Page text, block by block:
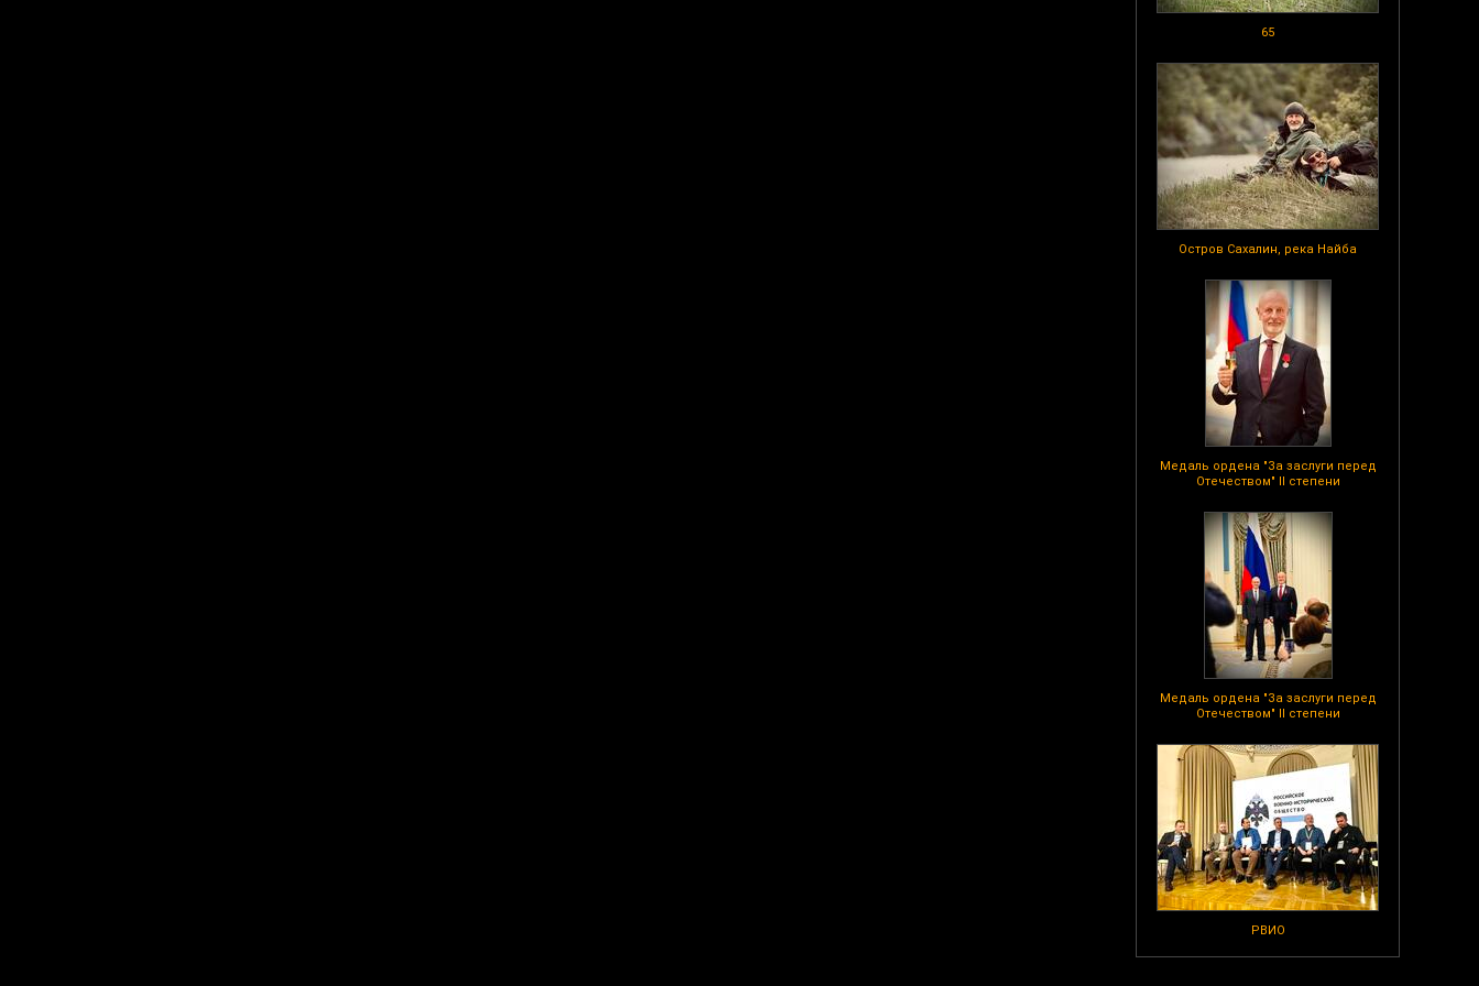
65
Остров Сахалин, река Найба
Медаль ордена "За заслуги перед
Отечеством" II степени
Медаль ордена "За заслуги перед
Отечеством" II степени
РВИО